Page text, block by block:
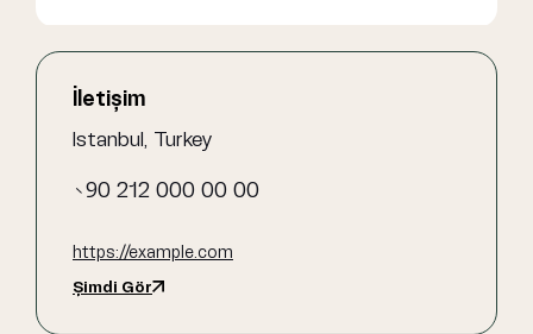
İletişim
Istanbul, Turkey
+90 212 000 00 00
https://example.com
Şimdi Gör